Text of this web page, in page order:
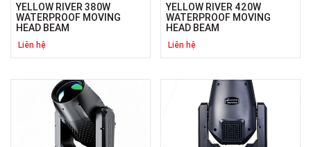
YELLOW RIVER 380W
WATERPROOF MOVING
HEAD BEAM
Liên hệ
YELLOW RIVER 420W
WATERPROOF MOVING
HEAD BEAM
Liên hệ